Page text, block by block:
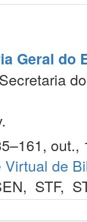
Geral do
out.,
Virtual de
, STF,